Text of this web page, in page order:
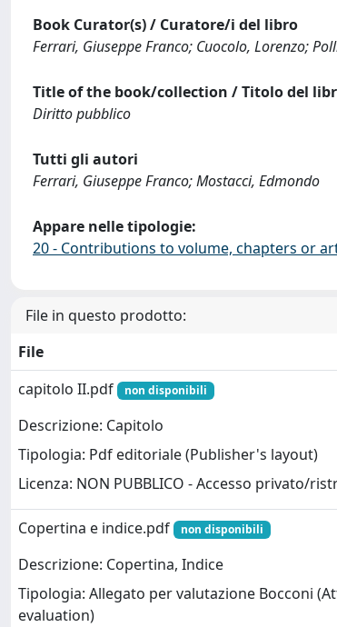
Book Curator(s) / Curatore/i del libro
Ferrari, Giuseppe Franco; Cuocolo, Lorenzo;
Title of the book/collection / Titolo del
Diritto pubblico
Tutti gli autori
Ferrari, Giuseppe Franco; Mostacci, Edmondo
Appare nelle tipologie:
20 - Contributions to volume, chapters or
File in questo prodotto:
File
capitolo II.pdf
non disponibili
Descrizione: Capitolo
Tipologia: Pdf editoriale (Publisher's layout)
Licenza: NON PUBBLICO - Accesso privato/
Copertina e indice.pdf non disponibili
Descrizione: Copertina, Indice
Tipologia: Allegato per valutazione Bocconi
evaluation)